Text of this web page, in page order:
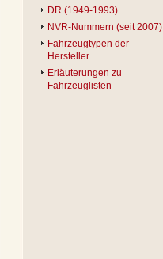
DR (1949-1993)
NVR-Nummern (seit 2007)
Fahrzeugtypen der
Hersteller
Erläuterungen zu
Fahrzeuglisten